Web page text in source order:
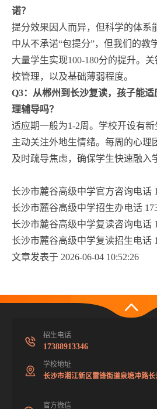
诺？
提分效果因人而异，但科学的体系
中从不承诺“包提分”，但我们的教
大量学生实现100-180分的提升。
校管理，以及基础薄弱程度。
Q3：从郴州到长沙复读，孩子能
理辅导吗？
适应期一般为1-2周。学校开设有
主动关注外地生情绪。每周的心理
及时疏导焦虑，确保学生快速融入
长沙市麓谷高级中学官方咨询电话
长沙市麓谷高级中学招生办电话
长沙市麓谷高级中学复读咨询电话
长沙市麓谷高级中学复读招生电话
文章发表于 2026-06-04 10:52:26
招生电话
17388913346
学校地址
长沙市湘江新区雷锋街道泉塘冲路
官方微信